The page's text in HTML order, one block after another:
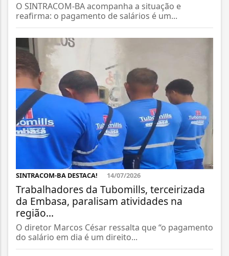
O SINTRACOM-BA acompanha a situação e
reafirma: o pagamento de salários é um...
SINTRACOM-BA DESTACA! 14/07/2026
Trabalhadores da Tubomills, terceirizada
da Embasa, paralisam atividades na
região...
O diretor Marcos César ressalta que “o pagamento
do salário em dia é um direito...